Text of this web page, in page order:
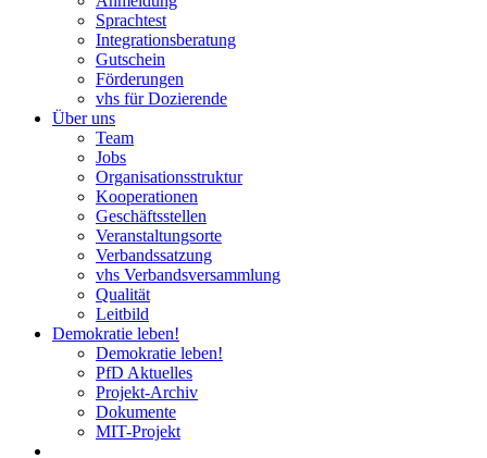
Sprachtest
Integrationsberatung
Gutschein
Förderungen
vhs für Dozierende
Über uns
Team
Jobs
Organisationsstruktur
Kooperationen
Geschäftsstellen
Veranstaltungsorte
Verbandssatzung
vhs Verbandsversammlung
Qualität
Leitbild
Demokratie leben!
Demokratie leben!
PfD Aktuelles
Projekt-Archiv
Dokumente
MIT-Projekt